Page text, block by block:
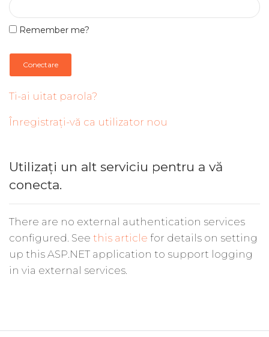
Remember me?
Conectare
Ti-ai uitat parola?
Înregistrați-vă ca utilizator nou
Utilizați un alt serviciu pentru a vă
conecta.
There are no external authentication services
configured. See this article for details on setting
up this ASP.NET application to support logging
in via external services.